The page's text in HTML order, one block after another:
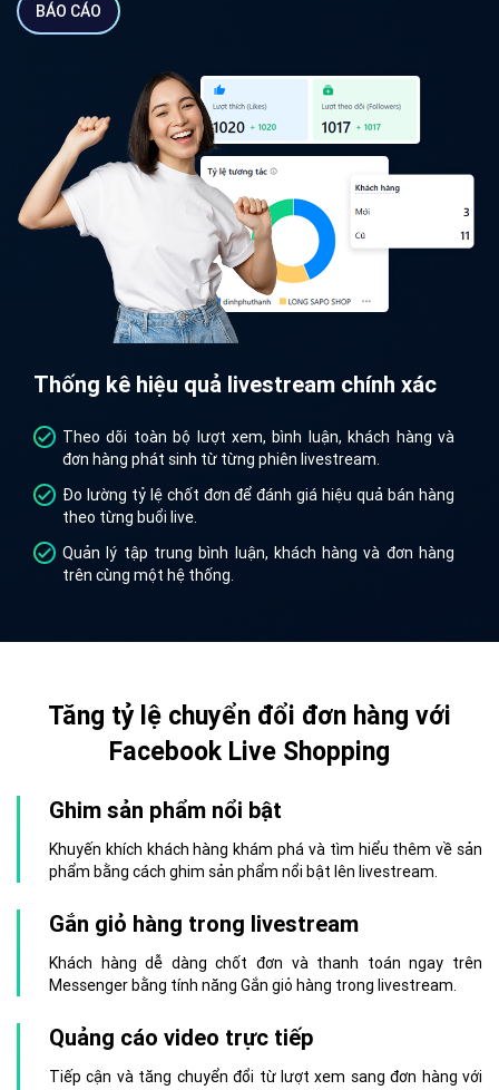
BÁO CÁO
Thống kê hiệu quả livestream chính xác
Theo dõi toàn bộ lượt xem, bình luận, khách hàng và
đơn hàng phát sinh từ từng phiên livestream.
Đo lường tỷ lệ chốt đơn để đánh giá hiệu quả bán hàng
theo từng buổi live.
Quản lý tập trung bình luận, khách hàng và đơn hàng
trên cùng một hệ thống.
Tăng tỷ lệ chuyển đổi đơn hàng với
Facebook Live Shopping
Ghim sản phẩm nổi bật
Khuyến khích khách hàng khám phá và tìm hiểu thêm về sản
phẩm bằng cách ghim sản phẩm nổi bật lên livestream.
Gắn giỏ hàng trong livestream
Khách hàng dễ dàng chốt đơn và thanh toán ngay trên
Messenger bằng tính năng Gắn giỏ hàng trong livestream.
Quảng cáo video trực tiếp
Tiếp cận và tăng chuyển đổi từ lượt xem sang đơn hàng với